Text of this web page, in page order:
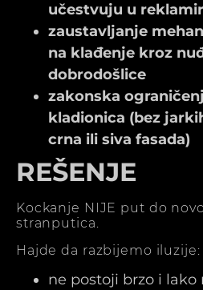
učestvuju u
zaustavljanje
na klađenje kroz
dobrodošlice
zakonska
kladionica (bez
crna ili siva fasada)
REŠENJE
Kockanje NIJE put do
stranputica.
Hajde da razbijemo iluzije:
ne postoji brzo i lako